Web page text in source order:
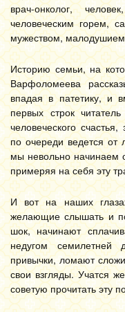
врач-онколог,
человеческим горем,
мужеством,
Историю семьи, на
Варфоломеева
впадая в патетику, и
первых строк
человеческого
по очереди ведется от
мы невольно начинаем
примеряя на себя эту
И вот на наших
желающие слышать и
шок, начинают
недугом
привычки, ломают
свои взгляды. Учатся
советую прочитать эту